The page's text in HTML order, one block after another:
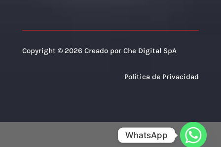
Copyright © 2026 Creado por Che Digital SpA
Política de Privacidad
WhatsApp